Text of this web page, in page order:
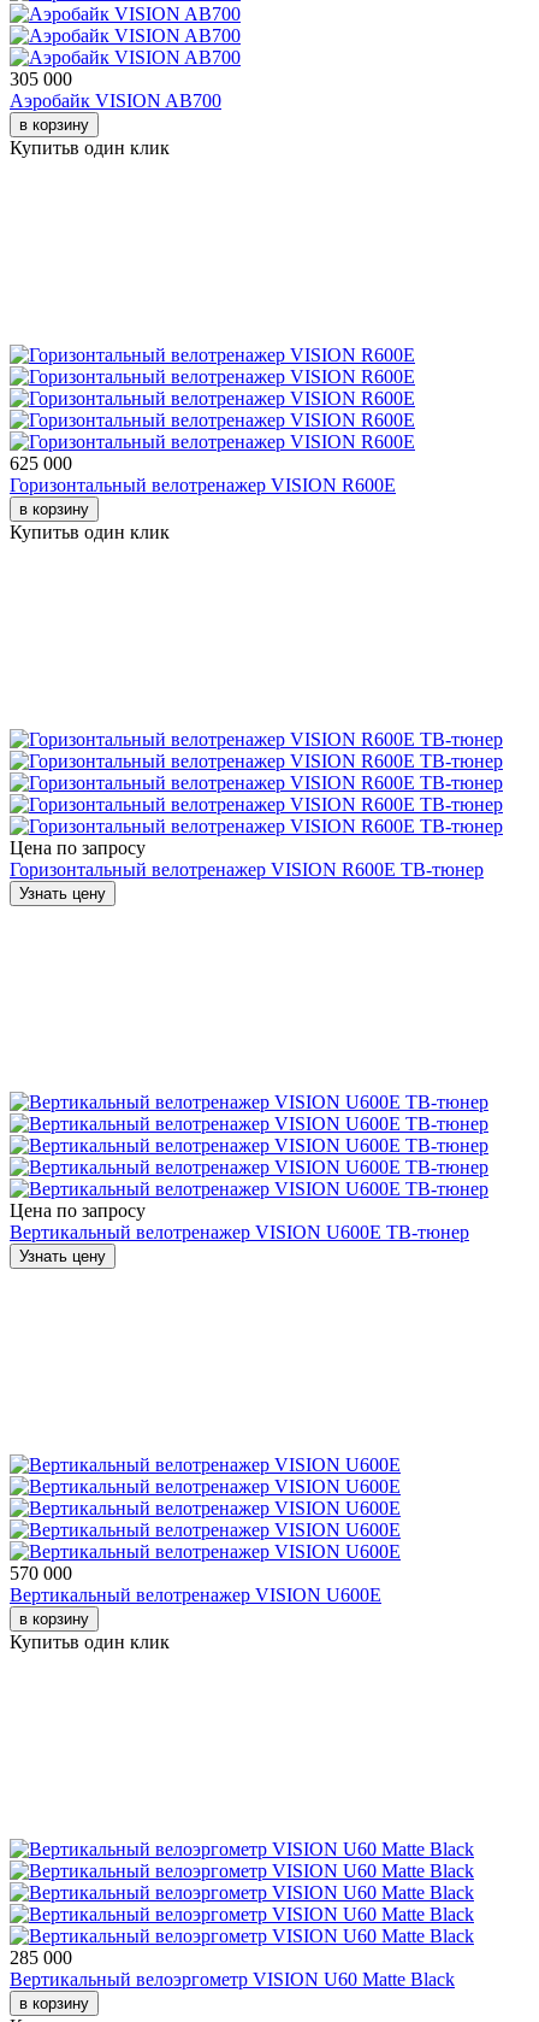
305 000
Аэробайк VISION AB700
в корзину
Купитьв один клик
625 000
Горизонтальный велотренажер VISION R600E
в корзину
Купитьв один клик
Цена по запросу
Горизонтальный велотренажер VISION R600E ТВ-тюнер
Узнать цену
Цена по запросу
Вертикальный велотренажер VISION U600E ТВ-тюнер
Узнать цену
570 000
Вертикальный велотренажер VISION U600E
в корзину
Купитьв один клик
285 000
Вертикальный велоэргометр VISION U60 Matte Black
в корзину